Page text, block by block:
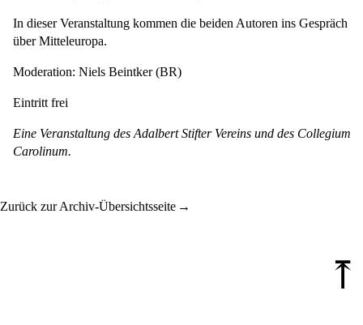
In dieser Veranstaltung kommen die beiden Autoren ins Gespräch
über Mitteleuropa.
Moderation: Niels Beintker (BR)
Eintritt frei
Eine Veranstaltung des Adalbert Stifter Vereins und des Collegium
Carolinum.
Zurück zur Archiv-Übersichtsseite
⤒